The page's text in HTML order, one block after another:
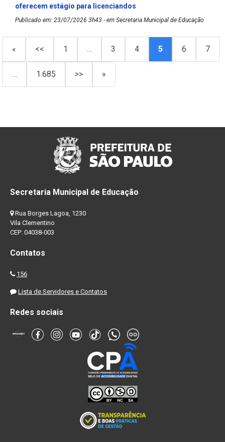
oferecem estágio para licenciandos
Publicado em: 23/07/2026 3h43 - em Secretaria Municipal de Educação
« << 1 … 3 4 5 6 7
… 1.685 >> »
Secretaria Municipal de Educação
Rua Borges Lagoa, 1230
Vila Clementino
CEP: 04038-003
Contatos
156
Lista de Servidores e Contatos
Redes sociais